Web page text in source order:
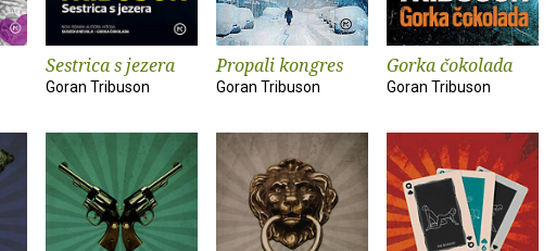
Sestrica s jezera
Goran Tribuson
Propali kongres
Goran Tribuson
Gorka čokolada
Goran Tribuson